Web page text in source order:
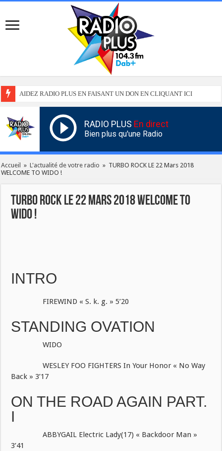
AIDEZ RADIO PLUS EN FAISANT UN DON EN CLIQUANT ICI
RADIO PLUS En direct
Bien plus qu'une Radio
Accueil » L'actualité de votre radio » TURBO ROCK LE 22 Mars 2018
WELCOME TO WIDO !
TURBO ROCK LE 22 Mars 2018 WELCOME TO
WIDO !
INTRO
FIREWIND « S. k. g. » 5’20
STANDING OVATION
WIDO
WESLEY FOO FIGHTERS In Your Honor « No Way
Back » 3’17
ON THE ROAD AGAIN PART.
I
ABBYGAIL Electric Lady(17) « Backdoor Man »
3’41